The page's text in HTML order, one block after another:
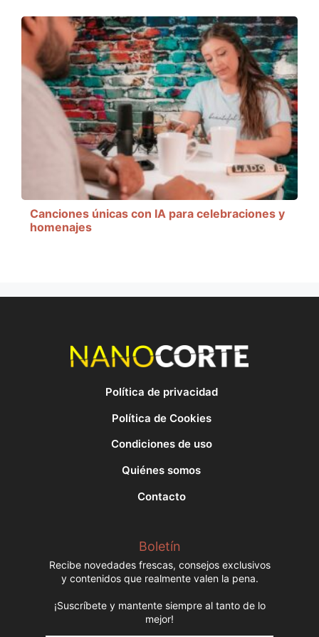
Canciones únicas con IA para celebraciones y
homenajes
Política de privacidad
Política de Cookies
Condiciones de uso
Quiénes somos
Contacto
Boletín
Recibe novedades frescas, consejos exclusivos
y contenidos que realmente valen la pena.
¡Suscríbete y mantente siempre al tanto de lo
mejor!